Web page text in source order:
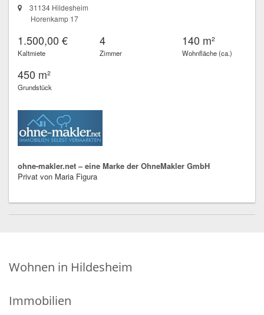
31134 Hildesheim
Horenkamp 17
1.500,00 €
Kaltmiete
4
Zimmer
140 m²
Wohnfläche (ca.)
450 m²
Grundstück
ohne-makler.net – eine Marke der OhneMakler GmbH
Privat von Maria Figura
Wohnen in Hildesheim
Immobilien